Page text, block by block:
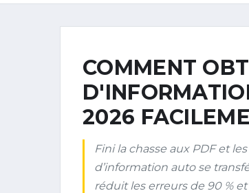
COMMENT
2026
Fini la chasse aux PDF et
d’information auto se
réduit les erreurs de 90 %